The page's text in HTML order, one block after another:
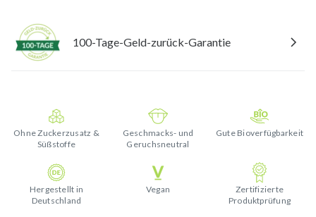
100-Tage-Geld-zurück-Garantie
Ohne Zuckerzusatz &
Süßstoffe
Geschmacks- und
Geruchsneutral
Gute Bioverfügbarkeit
Hergestellt in
Deutschland
Vegan
Zertifizierte
Produktprüfung